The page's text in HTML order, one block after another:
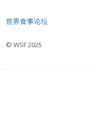
世界食事论坛
© WSF 2025